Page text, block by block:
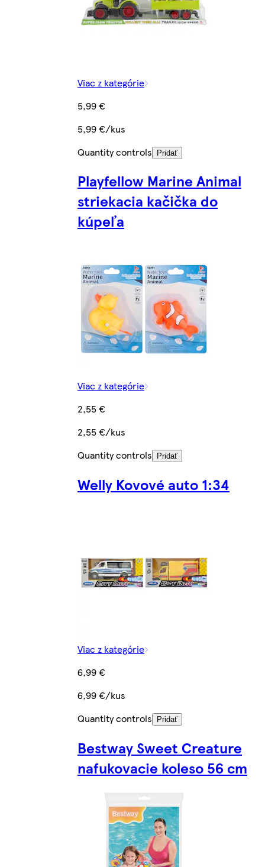
Viac z kategórie
5,99 €
5,99 €/kus
Quantity controls
Pridať
Playfellow Marine Animal
striekacia kačička do
kúpeľa
Viac z kategórie
2,55 €
2,55 €/kus
Quantity controls
Pridať
Welly Kovové auto 1:34
Viac z kategórie
6,99 €
6,99 €/kus
Quantity controls
Pridať
Bestway Sweet Creature
nafukovacie koleso 56 cm